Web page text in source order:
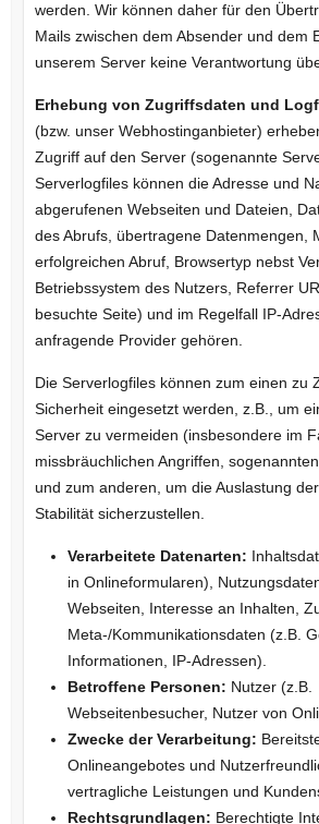
werden. Wir können daher für den
Mails zwischen dem Absender und dem
unserem Server keine Verantwortung
Erhebung von Zugriffsdaten und
(bzw. unser Webhostinganbieter)
Zugriff auf den Server (sogenannte
Serverlogfiles können die Adresse und
abgerufenen Webseiten und Dateien,
des Abrufs, übertragene Datenmengen,
erfolgreichen Abruf, Browsertyp nebst
Betriebssystem des Nutzers, Referrer
besuchte Seite) und im Regelfall IP-
anfragende Provider gehören.
Die Serverlogfiles können zum einen zu
Sicherheit eingesetzt werden, z.B., um
Server zu vermeiden (insbesondere im
missbräuchlichen Angriffen,
und zum anderen, um die Auslastung
Stabilität sicherzustellen.
Verarbeitete Datenarten:
in Onlineformularen),
Webseiten, Interesse an Inhalten,
Meta-/Kommunikationsdaten (z.B.
Informationen, IP-Adressen).
Betroffene Personen: Nutzer (z.B.
Webseitenbesucher, Nutzer von
Zwecke der Verarbeitung:
Onlineangebotes und
vertragliche Leistungen und
Rechtsgrundlagen: Berechtigte